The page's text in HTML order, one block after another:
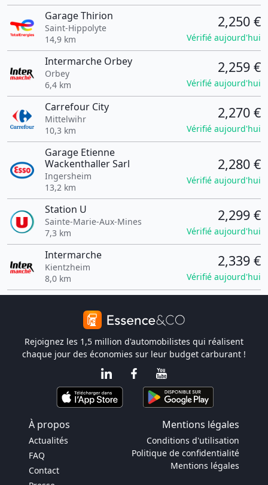
Garage Thirion
Saint-Hippolyte
14,9 km
2,250 €
Vérifié aujourd'hui
Intermarche Orbey
Orbey
6,4 km
2,259 €
Vérifié aujourd'hui
Carrefour City
Mittelwihr
10,3 km
2,270 €
Vérifié aujourd'hui
Garage Etienne
Wackenthaller Sarl
Ingersheim
13,2 km
2,280 €
Vérifié aujourd'hui
Station U
Sainte-Marie-Aux-Mines
7,3 km
2,299 €
Vérifié aujourd'hui
Intermarche
Kientzheim
8,0 km
2,339 €
Vérifié aujourd'hui
Rejoignez les 1,5 million d'automobilistes qui réalisent
chaque jour des économies sur leur budget carburant !
À propos Mentions légales
Actualités
FAQ
Contact
Conditions d'utilisation
Politique de confidentialité
Mentions légales